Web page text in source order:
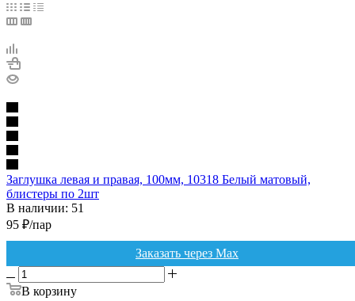
Заглушка левая и правая, 100мм, 10318 Белый матовый,
блистеры по 2шт
В наличии: 51
95 ₽/пар
Заказать через Max
В корзину